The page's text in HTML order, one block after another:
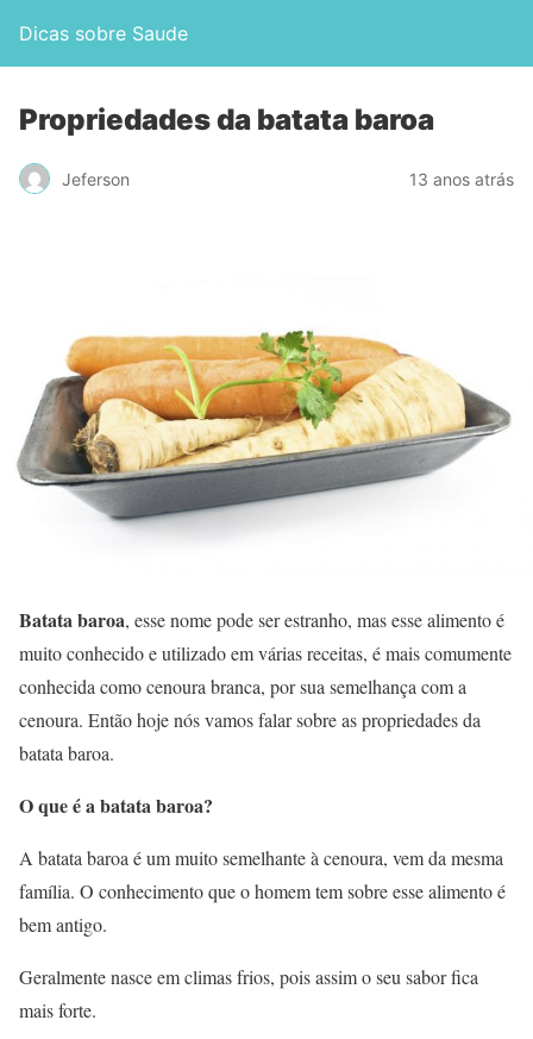
Dicas sobre Saude
Propriedades da batata baroa
Jeferson 13 anos atrás
Batata baroa, esse nome pode ser estranho, mas esse alimento é
muito conhecido e utilizado em várias receitas, é mais comumente
conhecida como cenoura branca, por sua semelhança com a
cenoura. Então hoje nós vamos falar sobre as propriedades da
batata baroa.
O que é a batata baroa?
A batata baroa é um muito semelhante à cenoura, vem da mesma
família. O conhecimento que o homem tem sobre esse alimento é
bem antigo.
Geralmente nasce em climas frios, pois assim o seu sabor fica
mais forte.